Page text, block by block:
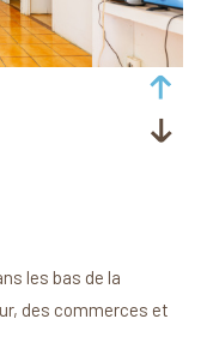
les bas de la
des commerces et